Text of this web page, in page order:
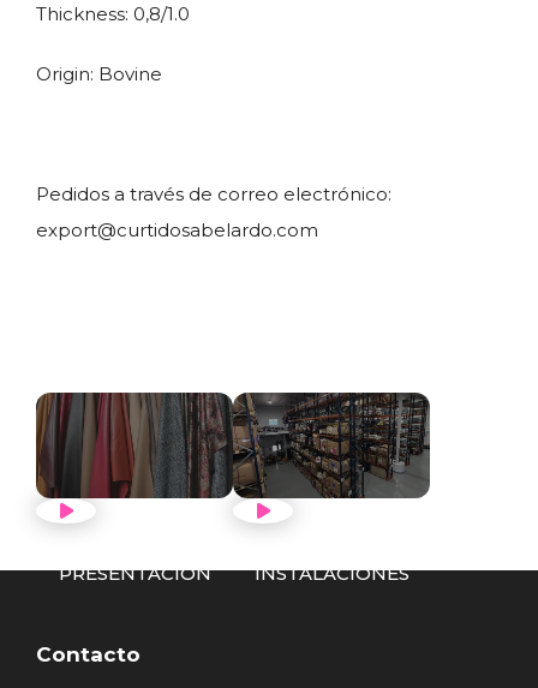
Thickness: 0,8/1.0
Origin: Bovine
Pedidos a través de correo electrónico:
export@curtidosabelardo.com
PRESENTACIÓN
INSTALACIONES
Contacto